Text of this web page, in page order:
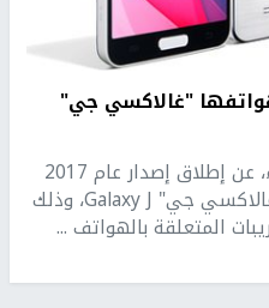
"غالاكسي جي"
أعلنت شركة سامسونغ، الأربعاء، عن إطلاق إصدار عام 2017
من سلسلة هواتفها الذكية "غالاكسي جي" Galaxy J، وذلك
المتعلقة بالهواتف ...